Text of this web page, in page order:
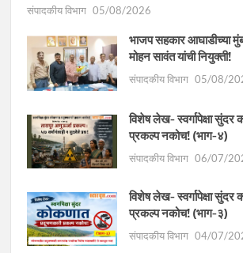
संपादकीय विभाग 05/08/2026
भाजप सहकार आघाडीच्या
मोहन सावंत यांची नियुक्ती!
संपादकीय विभाग 05/08/
विशेष लेख- स्वर्गापेक्षा सुंदर
प्रकल्प नकोच! (भाग-४)
संपादकीय विभाग 06/07/
विशेष लेख- स्वर्गापेक्षा सुंदर
प्रकल्प नकोच! (भाग-३)
संपादकीय विभाग 04/07/